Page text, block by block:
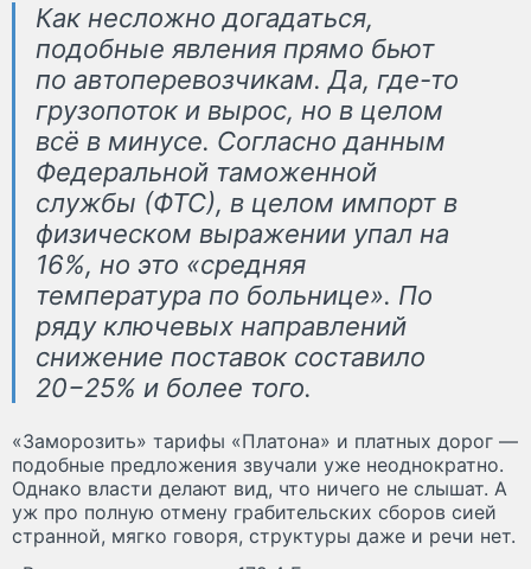
Как несложно догадаться,
подобные явления прямо бьют
по автоперевозчикам. Да, где-то
грузопоток и вырос, но в целом
всё в минусе. Согласно данным
Федеральной таможенной
службы (ФТС), в целом импорт в
физическом выражении упал на
16%, но это «средняя
температура по больнице». По
ряду ключевых направлений
снижение поставок составило
20−25% и более того.
«Заморозить» тарифы «Платона» и платных дорог —
подобные предложения звучали уже неоднократно.
Однако власти делают вид, что ничего не слышат. А
уж про полную отмену грабительских сборов сией
странной, мягко говоря, структуры даже и речи нет.